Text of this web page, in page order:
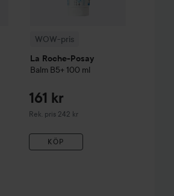
WOW-pris
La Roche-Posay
Balm B5+ 100 ml
161 kr
Rek. pris 242 kr
Rekommenderat pris 242 kr
KÖP